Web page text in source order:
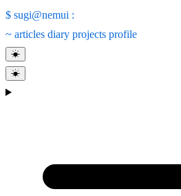
$ sugi@nemui :
~ articles diary projects profile
☀
☀